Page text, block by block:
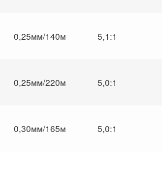
0,25мм/140м 5,1:1
0,25мм/220м 5,0:1
0,30мм/165м 5,0:1